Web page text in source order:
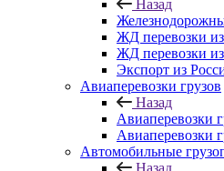
Назад
ЖД перевозки
ЖД перевозки
Экспорт из
Авиаперевозки грузов
Назад
Авиаперевозки
Авиаперевозки
Автомобильные
Назад